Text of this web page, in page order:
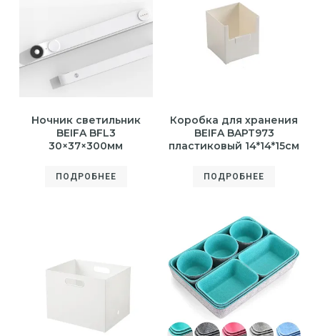
Ночник светильник
BEIFA BFL3
30×37×300мм
ПОДРОБНЕЕ
Коробка для хранения
BEIFA BAPT973
пластиковый 14*14*15см
ПОДРОБНЕЕ